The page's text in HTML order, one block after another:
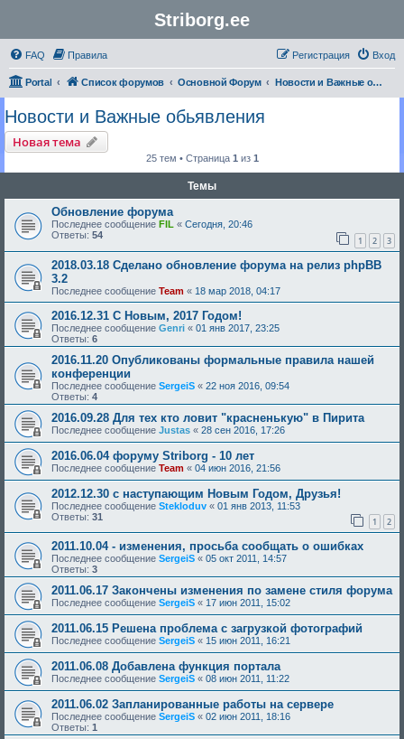
Striborg.ee
FAQ Правила Вход
Регистрация
Portal Список форумов Основной Форум Новости и Важные обьявления
Новости и Важные обьявления
Новая тема
25 тем • Страница 1 из 1
Темы
Обновление форума
Последнее сообщение FIL « Сегодня, 20:46
Ответы: 54 1 2 3
2018.03.18 Сделано обновление форума на релиз phpBB
3.2
Последнее сообщение Team « 18 мар 2018, 04:17
2016.12.31 С Новым, 2017 Годом!
Последнее сообщение Genri « 01 янв 2017, 23:25
Ответы: 6
2016.11.20 Опубликованы формальные правила нашей
конференции
Последнее сообщение SergeiS « 22 ноя 2016, 09:54
Ответы: 4
2016.09.28 Для тех кто ловит "красненькую" в Пирита
Последнее сообщение Justas « 28 сен 2016, 17:26
2016.06.04 форуму Striborg - 10 лет
Последнее сообщение Team « 04 июн 2016, 21:56
2012.12.30 с наступающим Новым Годом, Друзья!
Последнее сообщение Stekloduv « 01 янв 2013, 11:53
Ответы: 31 1 2
2011.10.04 - изменения, просьба сообщать о ошибках
Последнее сообщение SergeiS « 05 окт 2011, 14:57
Ответы: 3
2011.06.17 Закончены изменения по замене стиля форума
Последнее сообщение SergeiS « 17 июн 2011, 15:02
2011.06.15 Решена проблема с загрузкой фотографий
Последнее сообщение SergeiS « 15 июн 2011, 16:21
2011.06.08 Добавлена функция портала
Последнее сообщение SergeiS « 08 июн 2011, 11:22
2011.06.02 Запланированные работы на сервере
Последнее сообщение SergeiS « 02 июн 2011, 18:16
Ответы: 1